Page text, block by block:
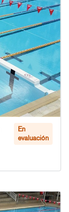
En
evaluación